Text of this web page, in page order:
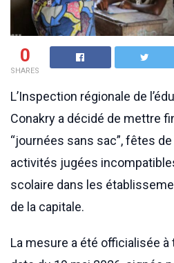
0
SHARES
L’Inspection régionale de
Conakry a décidé de mettre
“journées sans sac”, fêtes
activités jugées
scolaire dans les
de la capitale.
La mesure a été officialisée